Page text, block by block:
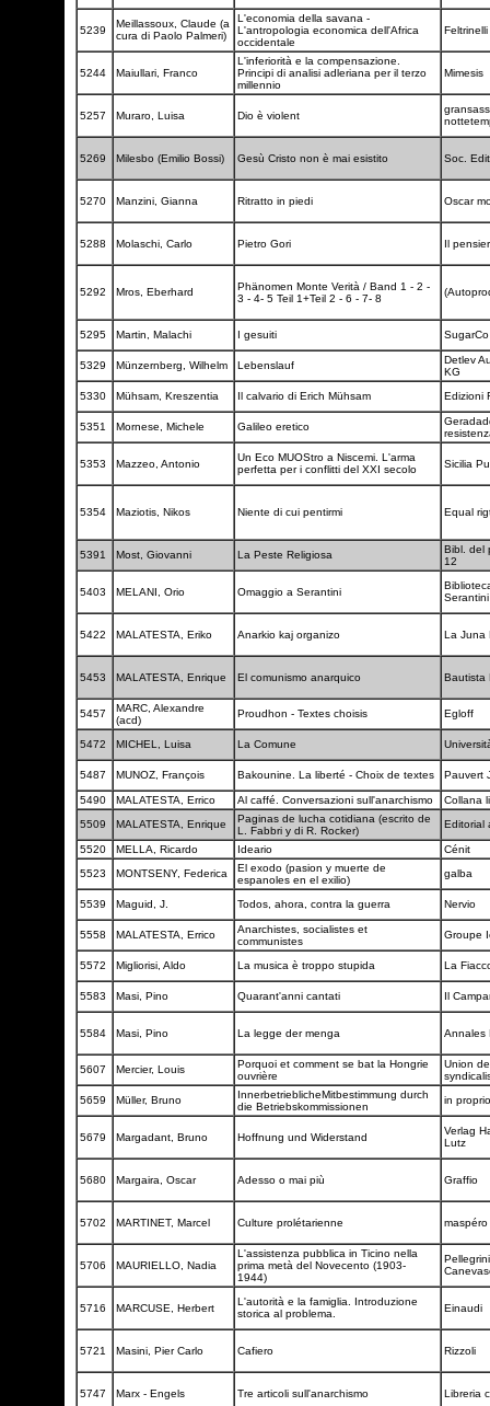
5239
Meillassoux, Claude (a
cura di Paolo Palmeri)
L'economia della savana -
L'antropologia economica dell'Africa
occidentale
Feltrinelli
5244 Maiullari, Franco
L'inferiorità e la compensazione.
Principi di analisi adleriana per il terzo
millennio
Mimesis
5257 Muraro, Luisa Dio è violent
5269 Milesbo (Emilio Bossi) Gesù Cristo non è mai esistito Soc.
5270 Manzini, Gianna Ritratto in piedi Oscar
5288 Molaschi, Carlo Pietro Gori Il
5292 Mros, Eberhard
Phänomen Monte Verità / Band 1 - 2 -
3 - 4- 5 Teil 1+Teil 2 - 6 - 7- 8
5295 Martin, Malachi I gesuiti
5329 Münzernberg, Wilhelm Lebenslauf
Detlev
KG
5330
Mühsam, Kreszentia Il calvario di Erich Mühsam Edizioni
5351 Mornese, Michele Galileo eretico
5353 Mazzeo, Antonio
Un Eco MUOStro a Niscemi. L'arma
perfetta per i conflitti del XXI secolo
Sicilia
5354 Maziotis, Nikos Niente di cui pentirmi Equal
5391 Most, Giovanni La Peste Religiosa
Bibl. del
12
5403 MELANI, Orio Omaggio a Serantini
5422 MALATESTA, Eriko Anarkio kaj organizo La Juna
5453 MALATESTA, Enrique El comunismo anarquico Bautista
5457
MARC, Alexandre
(acd)
Proudhon - Textes choisis Egloff
5472 MICHEL, Luisa La Comune
5487 MUNOZ, François Bakounine. La liberté - Choix de textes Pauvert
5490 MALATESTA, Errico Al caffé. Conversazioni sull'anarchismo
Collana
5509
MALATESTA, Enrique
Paginas de lucha cotidiana (escrito de
L. Fabbri y di R. Rocker)
Editorial
5520 MELLA, Ricardo Ideario
Cénit
5523
MONTSENY, Federica
El exodo (pasion y muerte de
espanoles en el exilio)
galba
5539 Maguid, J. Todos, ahora, contra la guerra Nervio
5558 MALATESTA, Errico
Anarchistes, socialistes et
communistes
Groupe
5572 Migliorisi, Aldo La musica è troppo stupida La
5583 Masi, Pino Quarant'anni cantati Il
5584 Masi, Pino La legge der menga Annales
5607 Mercier, Louis
Porquoi et comment se bat la Hongrie
ouvrière
Union
5659
Müller, Bruno
InnerbetrieblicheMitbestimmung durch
die Betriebskommissionen
in
5679 Margadant, Bruno Hoffnung und Widerstand
Verlag
Lutz
5680 Margaira, Oscar Adesso o mai più Graffio
5702 MARTINET, Marcel Culture prolétarienne maspéro
5706 MAURIELLO, Nadia
L'assistenza pubblica in Ticino nella
prima metà del Novecento (1903-
1944)
5716 MARCUSE, Herbert
L'autorità e la famiglia. Introduzione
storica al problema.
Einaudi
5721 Masini, Pier Carlo Cafiero Rizzoli
5747 Marx - Engels Tre articoli sull'anarchismo Libreria